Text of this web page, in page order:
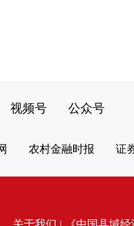
视频号 公众号
农村金融时报 证